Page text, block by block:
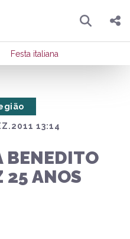
Pesquisar
Compartilhar
Publicar no X
Festa italiana
13:14
BENEDITO
25 ANOS